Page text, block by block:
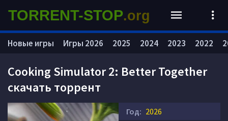
Cooking Simulator 2: Better Together
скачать торрент
Год: 2026
Новые игры Игры 2026 2025 2024 2023 2022
TORRENT-STOP.org